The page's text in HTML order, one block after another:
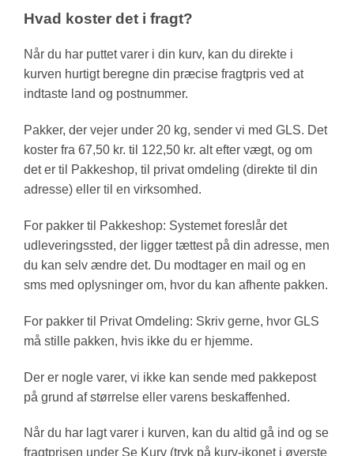
Hvad koster det i fragt?
Når du har puttet varer i din kurv, kan du direkte i
kurven hurtigt beregne din præcise fragtpris ved at
indtaste land og postnummer.
Pakker, der vejer under 20 kg, sender vi med GLS. Det
koster fra 67,50 kr. til 122,50 kr. alt efter vægt, og om
det er til Pakkeshop, til privat omdeling (direkte til din
adresse) eller til en virksomhed.
For pakker til Pakkeshop: Systemet foreslår det
udleveringssted, der ligger tættest på din adresse, men
du kan selv ændre det. Du modtager en mail og en
sms med oplysninger om, hvor du kan afhente pakken.
For pakker til Privat Omdeling: Skriv gerne, hvor GLS
må stille pakken, hvis ikke du er hjemme.
Der er nogle varer, vi ikke kan sende med pakkepost
på grund af størrelse eller varens beskaffenhed.
Når du har lagt varer i kurven, kan du altid gå ind og se
fragtprisen under Se Kurv (tryk på kurv-ikonet i øverste